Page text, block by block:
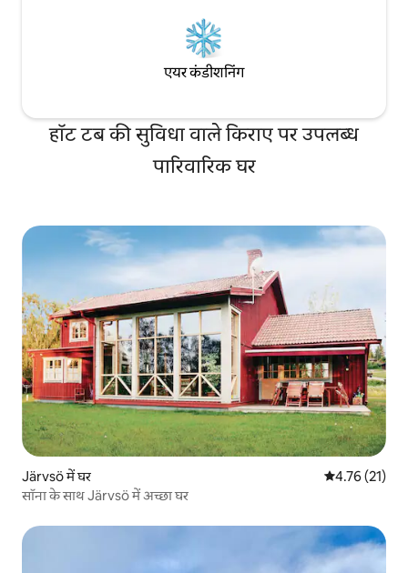
एयर कंडीशनिंग
हॉट टब की सुविधा वाले किराए पर उपलब्ध
पारिवारिक घर
Järvsö में घर औसत रेटिंग 5 में
4.76 (21)
सॉना के साथ Järvsö में अच्छा घर